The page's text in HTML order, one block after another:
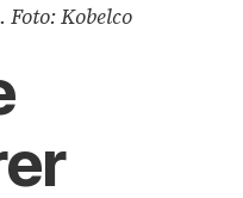
Kobelco